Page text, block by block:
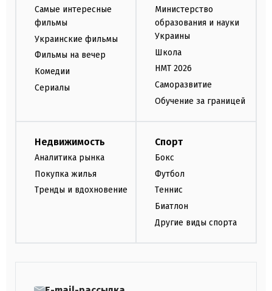
Самые интересные
фильмы
Украинские фильмы
Фильмы на вечер
Комедии
Сериалы
Министерство
образования и науки
Украины
Школа
НМТ 2026
Саморазвитие
Обучение за границей
Недвижимость
Аналитика рынка
Покупка жилья
Тренды и вдохновение
Спорт
Бокс
Футбол
Теннис
Биатлон
Другие виды спорта